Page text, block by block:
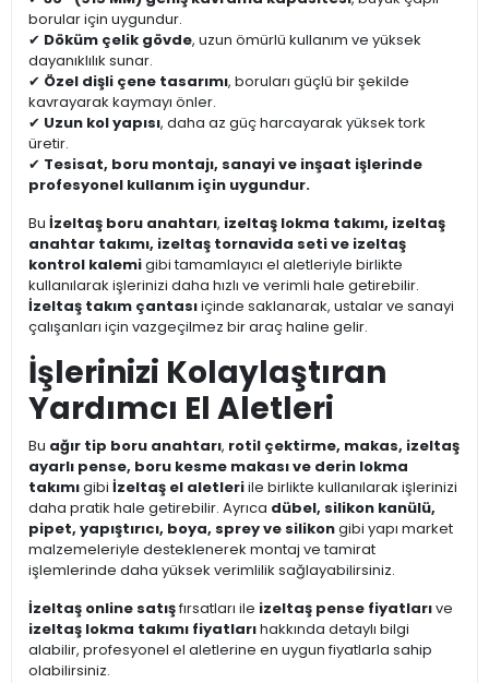
borular için uygundur.
✔ Döküm çelik gövde, uzun ömürlü kullanım ve yüksek
dayanıklılık sunar.
✔ Özel dişli çene tasarımı, boruları güçlü bir şekilde
kavrayarak kaymayı önler.
✔ Uzun kol yapısı, daha az güç harcayarak yüksek tork
üretir.
✔ Tesisat, boru montajı, sanayi ve inşaat işlerinde
profesyonel kullanım için uygundur.
Bu İzeltaş boru anahtarı, izeltaş lokma takımı, izeltaş
anahtar takımı, izeltaş tornavida seti ve izeltaş
kontrol kalemigibi tamamlayıcı el aletleriyle birlikte
kullanılarak işlerinizi daha hızlı ve verimli hale getirebilir.
İzeltaş takım çantasıiçinde saklanarak, ustalar ve sanayi
çalışanları için vazgeçilmez bir araç haline gelir.
İşlerinizi Kolaylaştıran
Yardımcı El Aletleri
Bu ağır tip boru anahtarı, rotil çektirme, makas, izeltaş
ayarlı pense, boru kesme makası ve derin lokma
takımıgibi İzeltaş el aletleriile birlikte kullanılarak işlerinizi
daha pratik hale getirebilir. Ayrıca dübel, silikon kanülü,
pipet, yapıştırıcı, boya, sprey ve silikongibi yapı market
malzemeleriyle desteklenerek montaj ve tamirat
işlemlerinde daha yüksek verimlilik sağlayabilirsiniz.
İzeltaş online satışfırsatları ile izeltaş pense fiyatlarıve
izeltaş lokma takımı fiyatlarıhakkında detaylı bilgi
alabilir, profesyonel el aletlerine en uygun fiyatlarla sahip
olabilirsiniz.